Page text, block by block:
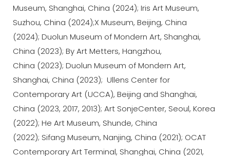
Museum, Shanghai, China (2024); Iris Art Museum,
Suzhou, China (2024);X Museum, Beijing, China
(2024); Duolun Museum of Mondern Art, Shanghai,
China (2023); By Art Metters, Hangzhou,
China (2023); Duolun Museum of Mondern Art,
Shanghai, China (2023); Ullens Center for
Contemporary Art (UCCA), Beijing and Shanghai,
China (2023, 2017, 2013); Art SonjeCenter, Seoul, Korea
(2022); He Art Museum, Shunde, China
(2022); Sifang Museum, Nanjing, China (2021); OCAT
Contemporary Art Terminal, Shanghai, China (2021,